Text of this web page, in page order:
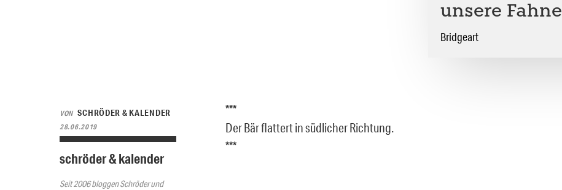
unsere Fahne
Bridgeart
VON SCHRÖDER & KALENDER
28.06.2019
schröder & kalender
Seit 2006 bloggen Schröder und
***
Der Bär flattert in südlicher Richtung.
***